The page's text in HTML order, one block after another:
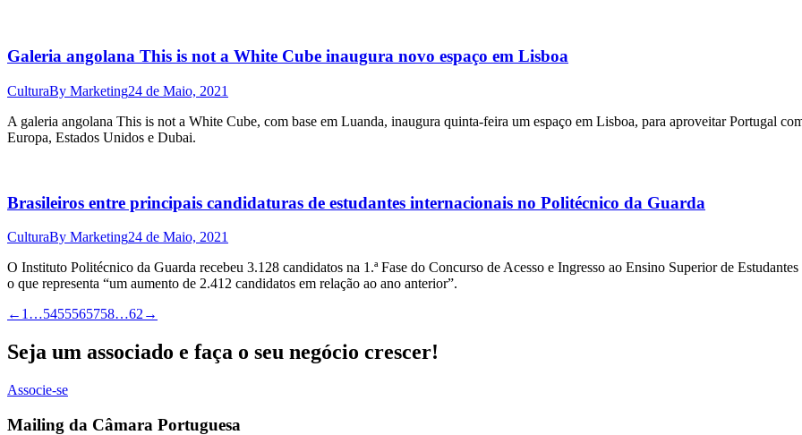
Galeria angolana This is not a White Cube inaugura novo espaço em Lisboa
CulturaBy Marketing24 de Maio, 2021
A galeria angolana This is not a White Cube, com base em Luanda, inaugura quinta-feira um espaço em Lisboa, para aproveitar Portugal
Europa, Estados Unidos e Dubai.
Brasileiros entre principais candidaturas de estudantes internacionais no Politécnico da Guarda
CulturaBy Marketing24 de Maio, 2021
O Instituto Politécnico da Guarda recebeu 3.128 candidatos na 1.ª Fase do Concurso de Acesso e Ingresso ao Ensino Superior de
o que representa “um aumento de 2.412 candidatos em relação ao ano anterior”.
← 1 …5455565758…62 →
Seja um associado e faça o seu negócio crescer!
Associe-se
Mailing da Câmara Portuguesa